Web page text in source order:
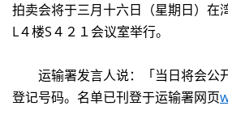
拍卖会将于三月十六日（星期日）在
L４楼S４２１会议室举行。
运输署发言人说：「当日将会公
登记号码。名单已刊登于运输署网页